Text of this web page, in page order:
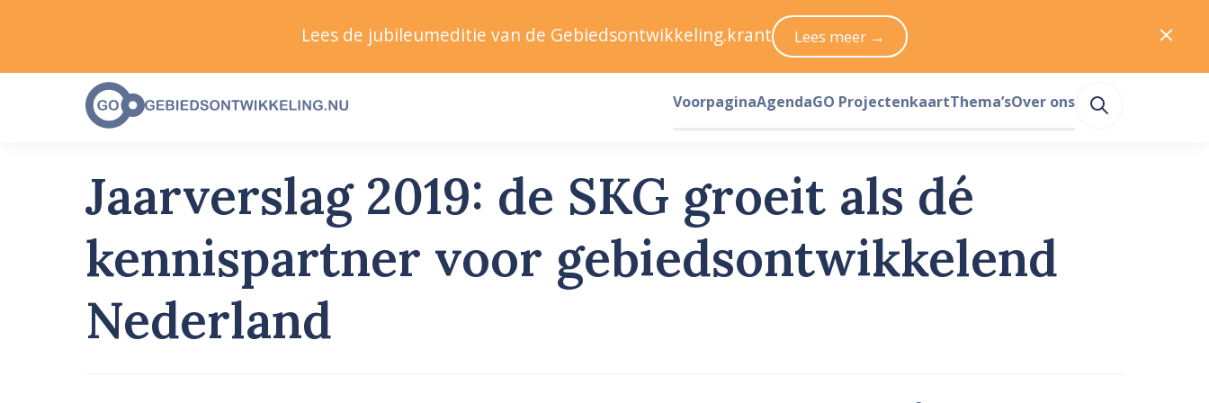
Jaarverslag 2019: de SKG groeit als dé
kennispartner voor gebiedsontwikkelend
Nederland
Lees de jubileumeditie van de Gebiedsontwikkeling.krant Lees meer →
VoorpaginaAgendaGO ProjectenkaartThema’sOver ons